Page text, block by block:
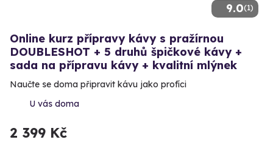
9.0(1)
Online kurz přípravy kávy s pražírnou
DOUBLESHOT + 5 druhů špičkové kávy +
sada na přípravu kávy + kvalitní mlýnek
Naučte se doma připravit kávu jako profíci
U vás doma
2 399 Kč